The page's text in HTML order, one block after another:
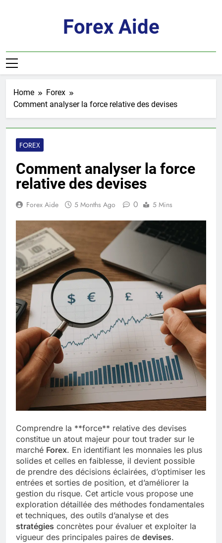
Forex Aide
Home
Forex
Comment analyser la force relative des devises
FOREX
Comment analyser la force
relative des devises
Forex Aide 5 Months Ago 0 5 Mins
Comprendre la **force** relative des devises
constitue un atout majeur pour tout trader sur le
marché Forex. En identifiant les monnaies les plus
solides et celles en faiblesse, il devient possible
de prendre des décisions éclairées, d’optimiser les
entrées et sorties de position, et d’améliorer la
gestion du risque. Cet article vous propose une
exploration détaillée des méthodes fondamentales
et techniques, des outils d’analyse et des
stratégies concrètes pour évaluer et exploiter la
vigueur des principales paires de devises.